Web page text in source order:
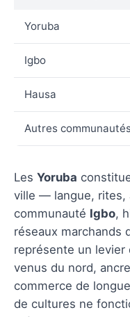
Yoruba
Igbo
Hausa
Autres communautés
Les Yoruba
ville — langue, rites,
communauté Igbo,
réseaux marchands
représente un levier
venus du nord,
commerce de
de cultures ne